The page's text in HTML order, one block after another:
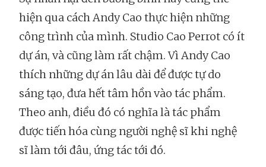
hiện qua cách Andy Cao thực hiện những
công trình của mình. Studio Cao Perrot có ít
dự án, và cũng làm rất chậm. Vì Andy Cao
thích những dự án lâu dài để được tự do
sáng tạo, đưa hết tâm hồn vào tác phẩm.
Theo anh, điều đó có nghĩa là tác phẩm
được tiến hóa cùng người nghệ sĩ khi nghệ
sĩ làm tới đâu, ứng tác tới đó.